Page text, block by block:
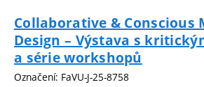
Collaborative & Conscious
Design – Výstava s
a série workshopů
Označení: FaVU-J-25-8758